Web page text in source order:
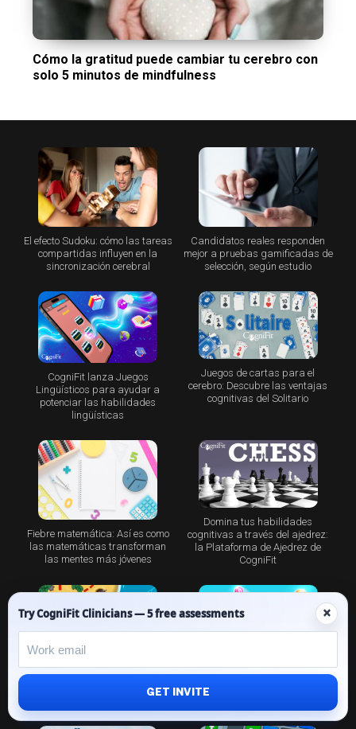
Cómo la gratitud puede cambiar tu cerebro con
solo 5 minutos de mindfulness
El efecto Sudoku: cómo las tareas
compartidas influyen en la
sincronización cerebral
Candidatos reales responden
mejor a pruebas gamificadas de
selección, según estudio
CogniFit lanza Juegos
Lingüísticos para ayudar a
potenciar las habilidades
lingüísticas
Juegos de cartas para el
cerebro: Descubre las ventajas
cognitivas del Solitario
Fiebre matemática: Así es como
las matemáticas transforman
las mentes más jóvenes
Domina tus habilidades
cognitivas a través del ajedrez:
la Plataforma de Ajedrez de
CogniFit
Treasure Island – El juego para
Línea de caramelos: una forma
divertida de entrenar la memoria
Try CogniFit Clinicians — 5 free assessments ×
GET INVITE